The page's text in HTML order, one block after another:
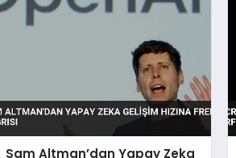
Sam Altman’dan Yapay Zeka